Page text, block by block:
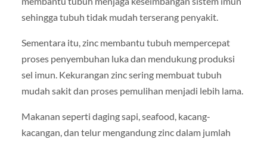
sehingga tubuh tidak mudah terserang penyakit.
Sementara itu, zinc membantu tubuh mempercepat
proses penyembuhan luka dan mendukung produksi
sel imun. Kekurangan zinc sering membuat tubuh
mudah sakit dan proses pemulihan menjadi lebih lama.
Makanan seperti daging sapi, seafood, kacang-
kacangan, dan telur mengandung zinc dalam jumlah